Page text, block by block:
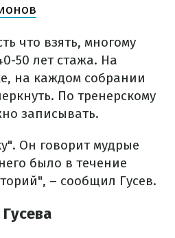
что взять, многому
50 лет стажа. На
на каждом собрании
По тренерскому
записывать.
Он говорит мудрые
было в течение
– сообщил Гусев.